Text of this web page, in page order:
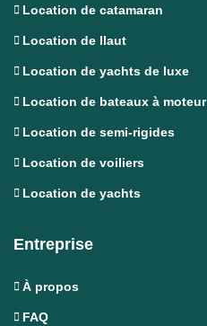
Location de catamaran
Location de llaut
Location de yachts de luxe
Location de bateaux à moteur
Location de semi-rigides
Location de voiliers
Location de yachts
Entreprise
À propos
FAQ